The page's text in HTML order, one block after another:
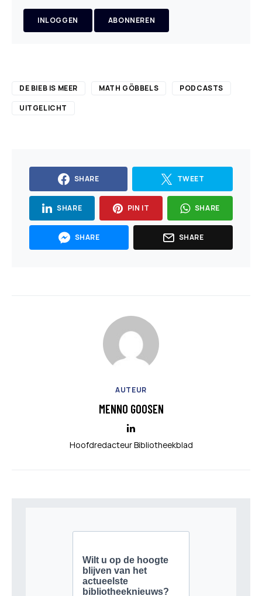
INLOGGEN ABONNEREN
DE BIEB IS MEER MATH GÖBBELS
PODCASTS
UITGELICHT
SHARE TWEET
SHARE PIN IT SHARE
SHARE SHARE
AUTEUR
MENNO GOOSEN
Hoofdredacteur Bibliotheekblad